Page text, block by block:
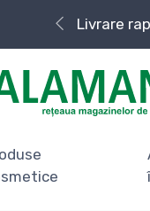
Livrare